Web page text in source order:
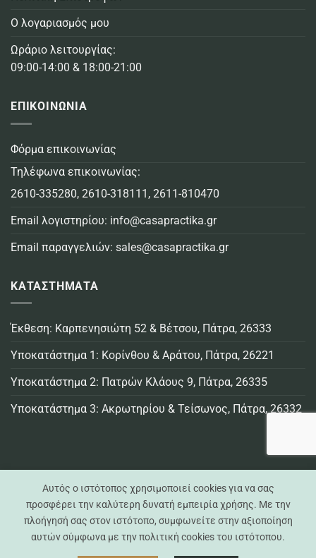
Ο λογαριασμός μου
Ωράριο λειτουργίας:
09:00-14:00 & 18:00-21:00
ΕΠΙΚΟΙΝΩΝΙΑ
Φόρμα επικοινωνίας
Τηλέφωνα επικοινωνίας:
2610-335280, 2610-318111 , 2611-810470
Email λογιστηρίου: info@casapractika.gr
Email παραγγελιών: sales@casapractika.gr
ΚΑΤΑΣΤΗΜΑΤΑ
Έκθεση: Καρπενησιώτη 52 & Βέτσου, Πάτρα, 26333
Υποκατάστημα 1: Κορίνθου & Αράτου, Πάτρα, 26221
Υποκατάστημα 2: Πατρών Κλάους 9, Πάτρα, 26335
Υποκατάστημα 3: Ακρωτηρίου & Τείσωνος, Πάτρα, 26332
MasterCardCredit
Bank
Cash
Αυτός ο ιστότοπος χρησιμοποιεί cookies για να σας
προσφέρει την καλύτερη δυνατή εμπειρία χρήσης. Με την
πλοήγησή σας στον ιστότοπο, συμφωνείτε στην αξιοποίηση
αυτών σύμφωνα με την πολιτική cookies του ιστότοπου.